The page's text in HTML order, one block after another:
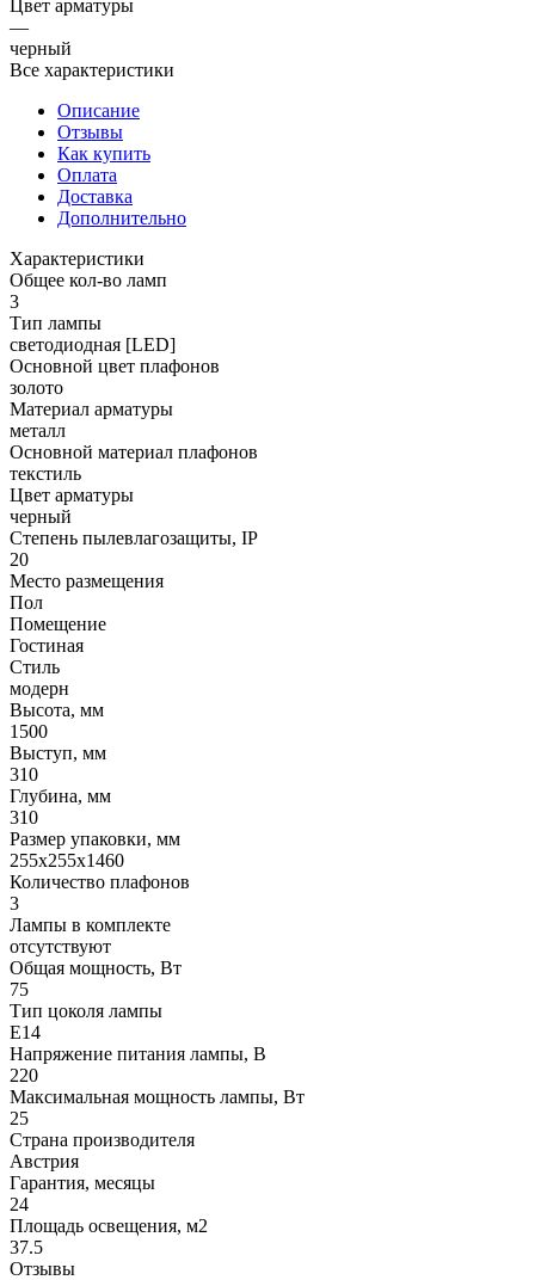
Цвет арматуры
—
черный
Все характеристики
Описание
Отзывы
Как купить
Оплата
Доставка
Дополнительно
Характеристики
Общее кол-во ламп
3
Тип лампы
светодиодная [LED]
Основной цвет плафонов
золото
Материал арматуры
металл
Основной материал плафонов
текстиль
Цвет арматуры
черный
Степень пылевлагозащиты, IP
20
Место размещения
Пол
Помещение
Гостиная
Стиль
модерн
Высота, мм
1500
Выступ, мм
310
Глубина, мм
310
Размер упаковки, мм
255x255x1460
Количество плафонов
3
Лампы в комплекте
отсутствуют
Общая мощность, Вт
75
Тип цоколя лампы
E14
Напряжение питания лампы, В
220
Максимальная мощность лампы, Вт
25
Страна производителя
Австрия
Гарантия, месяцы
24
Площадь освещения, м2
37.5
Отзывы